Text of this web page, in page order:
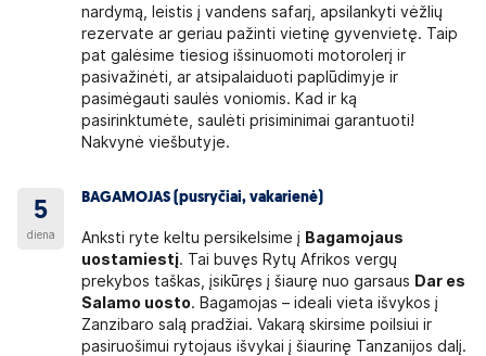
nardymą, leistis į vandens safarį, apsilankyti vėžlių
rezervate ar geriau pažinti vietinę gyvenvietę. Taip
pat galėsime tiesiog išsinuomoti motorolerį ir
pasivažinėti, ar atsipalaiduoti paplūdimyje ir
pasimėgauti saulės voniomis. Kad ir ką
pasirinktumėte, saulėti prisiminimai garantuoti!
Nakvynė viešbutyje.
5
diena
BAGAMOJAS (pusryčiai, vakarienė)
Anksti ryte keltu persikelsime į Bagamojaus
uostamiestį. Tai buvęs Rytų Afrikos vergų
prekybos taškas, įsikūręs į šiaurę nuo garsaus Dar es
Salamo uosto. Bagamojas – ideali vieta išvykos į
Zanzibaro salą pradžiai. Vakarą skirsime poilsiui ir
pasiruošimui rytojaus išvykai į šiaurinę Tanzanijos dalį.